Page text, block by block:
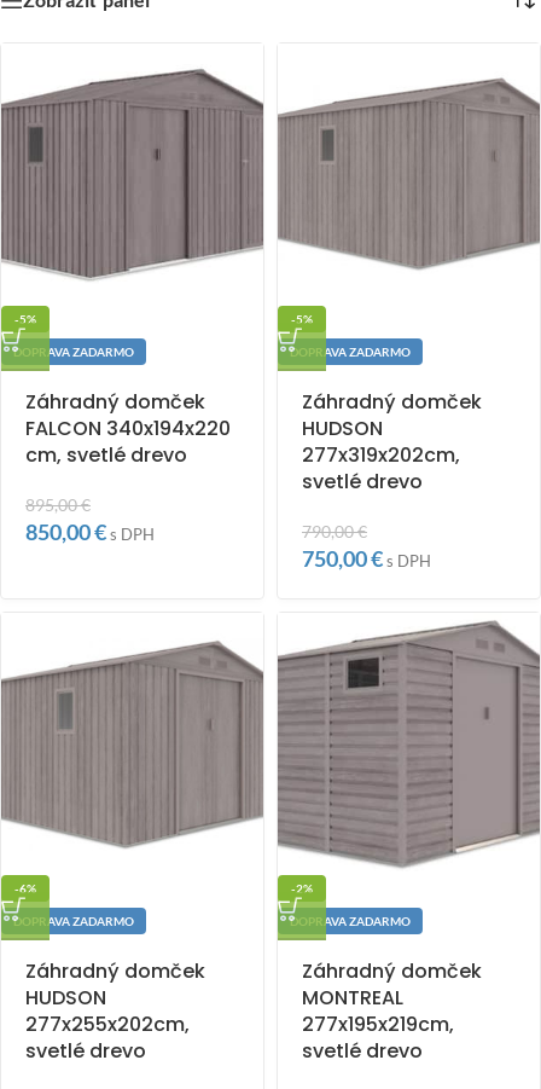
-5%
DOPRAVA ZADARMO
Záhradný domček
FALCON 340x194x220
cm, svetlé drevo
895,00€
850,00€s DPH
-5%
DOPRAVA ZADARMO
Záhradný domček
HUDSON
277x319x202cm,
svetlé drevo
790,00€
750,00€s DPH
-6%
DOPRAVA ZADARMO
Záhradný domček
HUDSON
277x255x202cm,
svetlé drevo
-2%
DOPRAVA ZADARMO
Záhradný domček
MONTREAL
277x195x219cm,
svetlé drevo